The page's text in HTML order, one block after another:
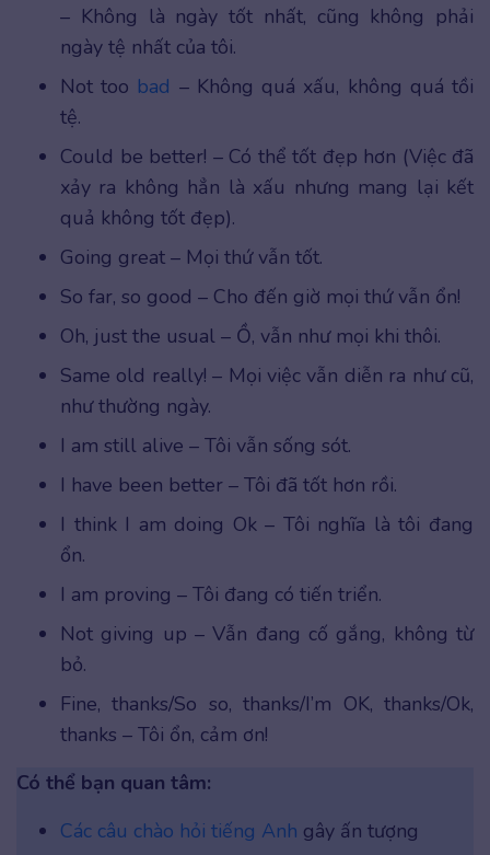
– Không là ngày tốt nhất, cũng không phải
ngày tệ nhất của tôi.
Not too bad – Không quá xấu, không quá tồi
tệ.
Could be better! – Có thể tốt đẹp hơn (Việc đã
xảy ra không hẳn là xấu nhưng mang lại kết
quả không tốt đẹp).
Going great – Mọi thứ vẫn tốt.
So far, so good – Cho đến giờ mọi thứ vẫn ổn!
Oh, just the usual – Ồ, vẫn như mọi khi thôi.
Same old really! – Mọi việc vẫn diễn ra như cũ,
như thường ngày.
I am still alive – Tôi vẫn sống sót.
I have been better – Tôi đã tốt hơn rồi.
I think I am doing Ok – Tôi nghĩa là tôi đang
ổn.
I am proving – Tôi đang có tiến triển.
Not giving up – Vẫn đang cố gắng, không từ
bỏ.
Fine, thanks/So so, thanks/I’m OK, thanks/Ok,
thanks – Tôi ổn, cảm ơn!
Có thể bạn quan tâm:
Các câu chào hỏi tiếng Anh gây ấn tượng